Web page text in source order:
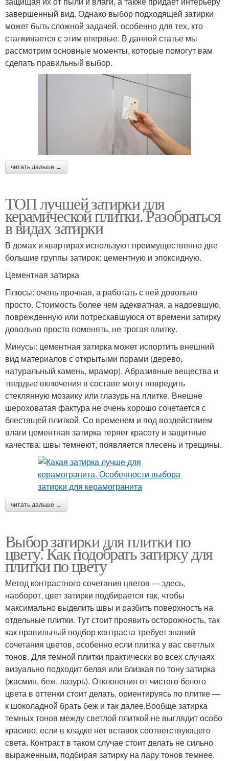
завершенный вид. Однако выбор подходящей затирки
может быть сложной задачей, особенно для тех, кто
сталкивается с этим впервые. В данной статье мы
рассмотрим основные моменты, которые помогут вам
сделать правильный выбор.
читать дальше →
ТОП лучшей затирки для
керамической плитки. Разобраться
в видах затирки
В домах и квартирах используют преимущественно две
большие группы затирок: цементную и эпоксидную.
Цементная затирка
Плюсы: очень прочная, а работать с ней довольно
просто. Стоимость более чем адекватная, а надоевшую,
поврежденную или потрескавшуюся от времени затирку
довольно просто поменять, не трогая плитку.
Минусы: цементная затирка может испортить внешний
вид материалов с открытыми порами (дерево,
натуральный камень, мрамор). Абразивные вещества и
твердые включения в составе могут повредить
стеклянную мозаику или глазурь на плитке. Внешне
шероховатая фактура не очень хорошо сочетается с
блестящей плиткой. Со временем и под воздействием
влаги цементная затирка теряет красоту и защитные
качества: швы темнеют, появляется плесень и трещины.
читать дальше →
Выбор затирки для плитки по
цвету. Как подобрать затирку для
плитки по цвету
Метод контрастного сочетания цветов — здесь,
наоборот, цвет затирки подбирается так, чтобы
максимально выделить швы и разбить поверхность на
отдельные плитки. Тут стоит проявить осторожность, так
как правильный подбор контраста требует знаний
сочетания цветов, особенно если плитка у вас светлых
тонов. Для темной плитки практически во всех случаях
визуально подходит белая или близкая по тону затирка
(жасмин, беж, лазурь). Отклонения от чистого белого
цвета в оттенки стоит делать, ориентируясь по плитке —
к шоколадной брать беж и так далее.Вообще затирка
темных тонов между светлой плиткой не выглядит особо
красиво, если в кладке нет вставок соответствующего
света. Контраст в таком случае стоит делать не сильно
выраженным, подбирая затирку на пару тонов темнее.